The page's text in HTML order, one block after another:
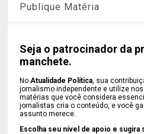
Publique Matéria
Seja o patrocinador da
manchete.
No Atualidade Política , sua
jornalismo independente e utilize
matérias que você considera
jornalistas cria o conteúdo, e você
assunto merece.
Escolha seu nível de apoio e sugira